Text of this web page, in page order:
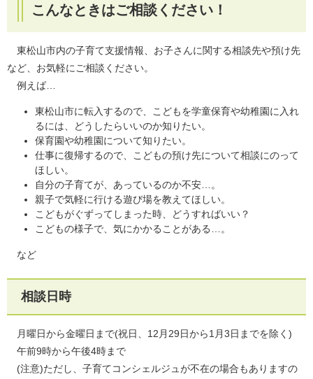
こんなときはご相談ください！
東松山市内の子育て支援情報、お子さんに関する相談先や預け先
など、お気軽にご相談ください。
例えば…
東松山市に転入するので、こどもを学童保育や幼稚園に入れ
るには、どうしたらいいのか知りたい。
保育園や幼稚園について知りたい。
仕事に復帰するので、こどもの預け先について相談にのって
ほしい。
自分の子育てが、あっているのか不安…。
親子で気軽に行ける遊び場を教えてほしい。
こどもがぐずってしまった時、どうすればいい？
こどもの様子で、気にかかることがある…。
など
相談日時
月曜日から金曜日まで(祝日、12月29日から1月3日までを除く)
午前9時から午後4時まで
(注意)ただし、子育てコンシェルジュが不在の場合もありますの